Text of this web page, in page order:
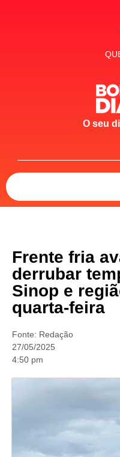
O seu
Frente fria
derrubar
Sinop e
quarta-feira
Fonte: Redação
27/05/2025
4:50 pm